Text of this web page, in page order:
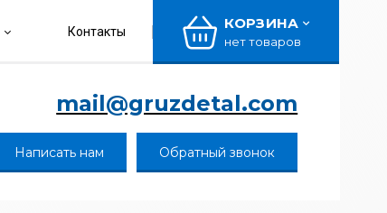
Контакты КОРЗИНА
нет товаров
mail@gruzdetal.com
Написать нам Обратный звонок